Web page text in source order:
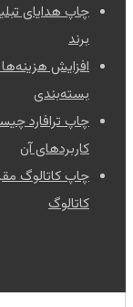
چاپ هدایای
برند
افزایش
بسته‌بندی
چاپ ترافارد
کاربردهای آن
چاپ کاتالوگ
کاتالوگ